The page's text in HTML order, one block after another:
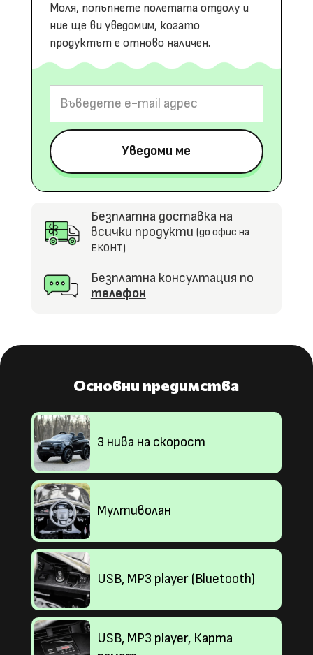
Моля, попъпнете полетата отдолу и
ние ще ви уведомим, когато
продуктът е отново наличен.
Безплатна доставка на
всички продукти (до офис на
ЕКОНТ)
Безплатна консултация по
телефон
Основни предимства
3 нива на скорост
Мултиволан
USB, MP3 player (Bluetooth)
USB, MP3 player, Карта